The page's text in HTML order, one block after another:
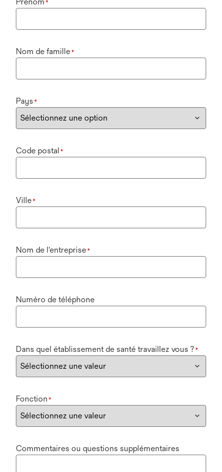
*
Nom de famille*
Pays *
Code postal *
Ville*
Nom de l'entreprise*
Numéro de téléphone
Dans quel établissement de santé travaillez vous ? *
Fonction *
Commentaires ou questions supplémentaires